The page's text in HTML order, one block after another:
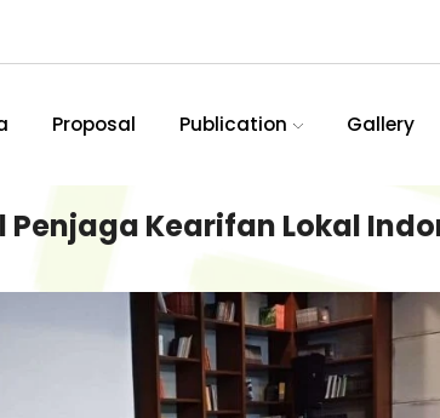
Proposal Publication Gallery
Kearifan Lokal